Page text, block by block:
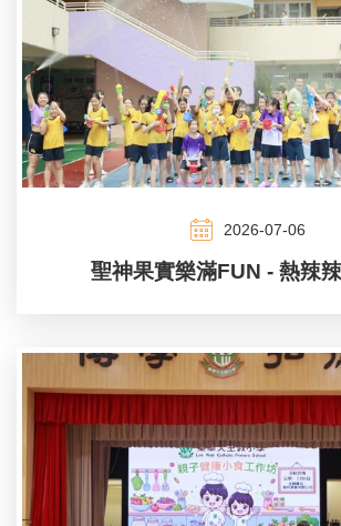
2026-07-06
聖神果實樂滿FUN - 熱辣